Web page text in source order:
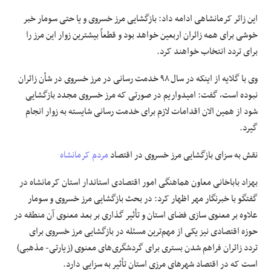
این زائر کرمانشاهی ادامه داد: بازگشایی مرز خسروی و یا حتیسومارخبر
خوشیبرای همه زائراناربعین خواهدبود و قطعاً بیشترین زوار اینمرزرا
برای تردد انتخاب خواهند کرد.
وی با گلایه از اینکه در سال ۹۸ خدمت رسانی در مرز خسروی در
شأنزائران
نبوده است، گفت: امیدواریمدر صورتی کهمرز خسروی مجدد بازگشایی
شود از همین الان اقدامات لازم برای خدمت رسانی شایسته بهزوارانجام
گیرد.
نقش به سزای بازگشایی مرز خسروی در اقتصادمردم کرمانشاه
بهزاد باباخانی معاون هماهنگی امور اقتصادی استاندار استان کرمانشاه در
گفتگو با خبرنگار مهر اظهار کرد: در بحث بازگشایی مرز خسروی وسومار
علاوه بر معنوی سازی فضای استان و تأثیر گذاری بر بعد معنوی آن منطقه در
حوزه اقتصادی نیز یکی از مهم‌ترین مسئله در بازگشایی مرز خسروی برای
تردد زائران فراهم شدن بستری برای گردشگری‌های معنوی (زیارتی- مذهبی)
است که در اقتصاد شهرهای مرزی استان تأثیر به سزایی دارد.